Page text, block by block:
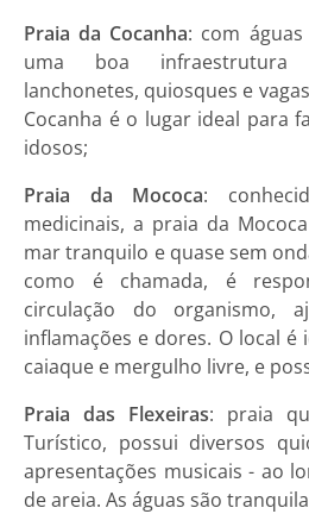
Praia da Cocanha: com
uma boa infraestrutura
lanchonetes, quiosques e
Cocanha é o lugar ideal para
idosos;
Praia da Mococa:
medicinais, a praia da
mar tranquilo e quase sem
como é chamada, é
circulação do organismo,
inflamações e dores. O local
caiaque e mergulho livre, e
Praia das Flexeiras: praia
Turístico, possui diversos
apresentações musicais - ao
de areia. As águas são